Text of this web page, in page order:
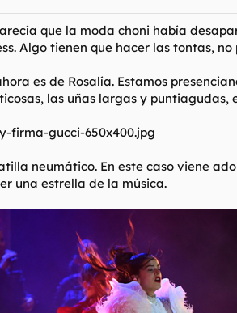
que la moda choni había
Algo tienen que hacer las tontas,
es de Rosalía. Estamos
las uñas largas y
neumático. En este caso viene
una estrella de la música.